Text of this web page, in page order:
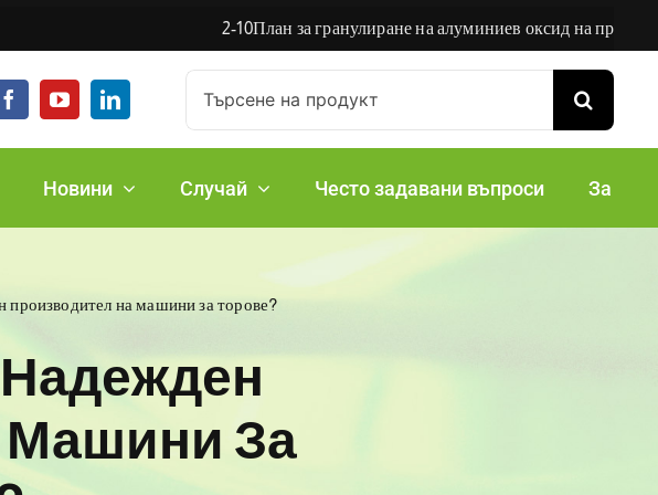
2-10План за гранулиране на алуминиев оксид на прах в Австралия
на:
Новини Случай Често задавани въпроси За
производител на машини за торове?
Машини За